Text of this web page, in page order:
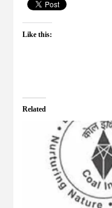
Like this:
Related